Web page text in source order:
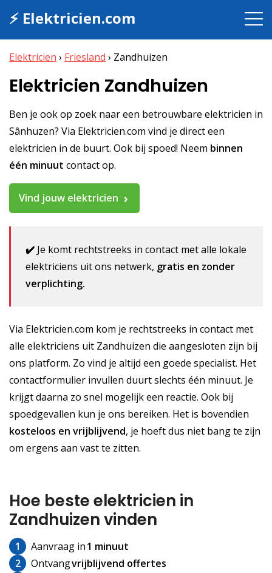
⚡ Elektricien.com
Elektricien › Friesland › Zandhuizen
Elektricien Zandhuizen
Ben je ook op zoek naar een betrouwbare elektricien in
Sânhuzen? Via Elektricien.com vind je direct een
elektricien in de buurt. Ook bij spoed! Neem binnen
één minuut contact op.
Vind jouw elektricien
✔️ Je komt rechtstreeks in contact met alle lokale
elektriciens uit ons netwerk, gratis en zonder
verplichting.
Via Elektricien.com kom je rechtstreeks in contact met
alle elektriciens uit Zandhuizen die aangesloten zijn bij
ons platform. Zo vind je altijd een goede specialist. Het
contactformulier invullen duurt slechts één minuut. Je
krijgt daarna zo snel mogelijk een reactie. Ook bij
spoedgevallen kun je ons bereiken. Het is bovendien
kosteloos en vrijblijvend, je hoeft dus niet bang te zijn
om ergens aan vast te zitten.
Hoe beste elektricien in
Zandhuizen vinden
1 Aanvraag in1 minuut
2
Ontvangvrijblijvend offertes